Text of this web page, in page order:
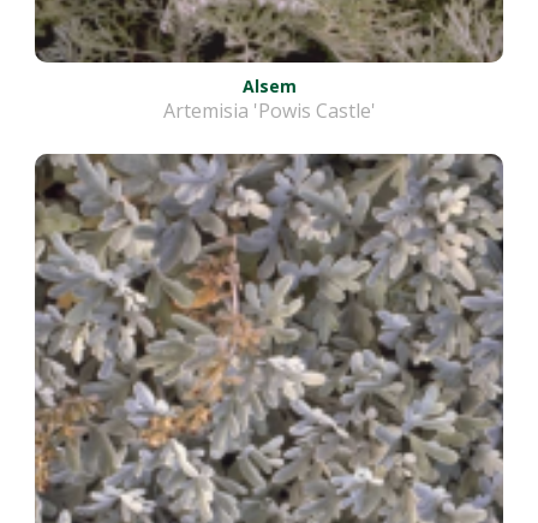
Alsem
Artemisia 'Powis Castle'